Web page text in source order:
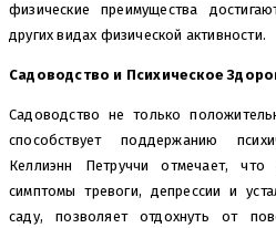
физические преимущества
других видах физической активности.
Садоводство и Психическое
Садоводство не только
способствует поддержанию
Келлиэнн Петруччи отмечает,
симптомы тревоги, депрессии и
саду, позволяет отдохнуть от